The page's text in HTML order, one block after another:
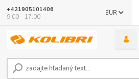
EUR
+421905101406
9:00 - 17:00